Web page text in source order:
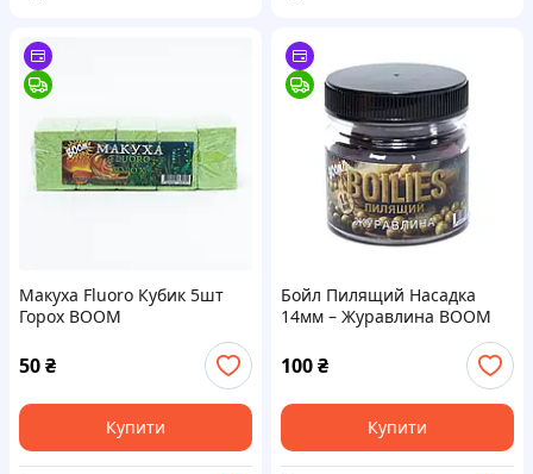
Макуха Fluoro Кубик 5шт
Горох BOOM
50₴
Купити
Бойл Пилящий Насадка
14мм – Журавлина BOOM
100₴
Купити